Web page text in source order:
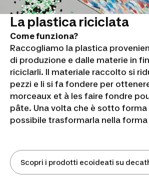
La plastica riciclata
Come funziona?
Raccogliamo la plastica
di produzione e dalle materie in
riciclarli. Il materiale raccolto si
pezzi e li si fa fondere per
morceaux et à les faire fondre
pâte. Una volta che è sotto forma
possibile trasformarla nella
Scopri i prodotti ecoideati su